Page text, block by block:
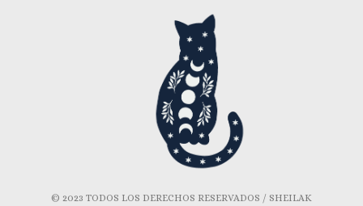
© 2023 TODOS LOS DERECHOS RESERVADOS / SHEILAK